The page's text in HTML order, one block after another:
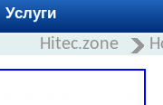
Услуги
Hitec.zone